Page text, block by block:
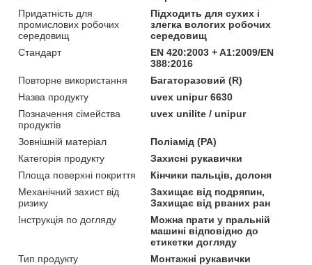
Придатність для
промислових робочих
середовищ
Підходить для сухих і
злегка вологих робочих
середовищ
Стандарт
EN 420:2003 + A1:2009/EN
388:2016
Повторне використання
Багаторазовий (R)
Назва продукту
uvex unipur 6630
Позначення сімейства
продуктів
uvex unilite / unipur
Зовнішній матеріал
Поліамід (PA)
Категорія продукту
Захисні рукавички
Площа поверхні покриття
Кінчики пальців, долоня
Механічний захист від
ризику
Захищає від подряпин,
Захищає від рваних ран
Інструкція по догляду
Можна прати у пральній
машині відповідно до
етикетки догляду
Тип продукту
Монтажні рукавички